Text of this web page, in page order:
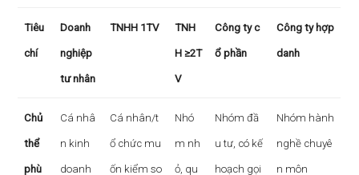
Tiêu
chí
Doanh
nghiệp
tư nhân
TNHH 1TV TNH
H ≥2T
V
Công ty c
ổ phần
Công ty hợp
danh
Chủ
thể
phù
Cá nhâ
n kinh
doanh
Cá nhân/t
ổ chức mu
ốn kiểm so
Nhó
m nh
ỏ, qu
Nhóm đầ
u tư, có kế
hoạch gọi
Nhóm hành
nghề chuyê
n môn